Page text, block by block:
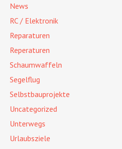
News
RC / Elektronik
Reparaturen
Reperaturen
Schaumwaffeln
Segelflug
Selbstbauprojekte
Uncategorized
Unterwegs
Urlaubsziele